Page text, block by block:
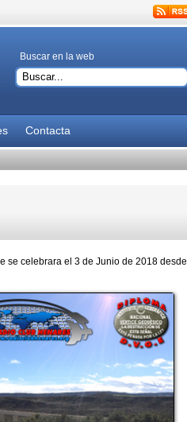
Buscar en la web
Contacta
se celebrara el 3 de Junio de 2018 desde